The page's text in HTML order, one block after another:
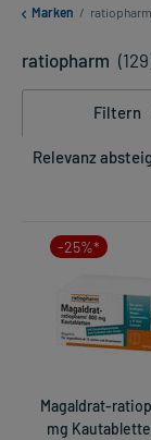
Marken / ratiopharm
ratiopharm
Filtern
Relevanz
-25%*
Magaldrat-
mg